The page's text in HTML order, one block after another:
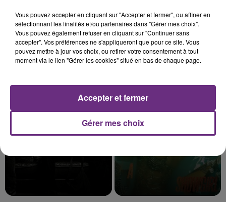
15h25
15h25
Vous pouvez accepter en cliquant sur "Accepter et fermer", ou affiner en
sélectionnant les finalités et/ou partenaires dans "Gérer mes choix".
Vous pouvez également refuser en cliquant sur "Continuer sans
accepter". Vos préférences ne s'appliqueront que pour ce site. Vous
pouvez mettre à jour vos choix, ou retirer votre consentement à tout
moment via le lien "Gérer les cookies" situé en bas de chaque page.
Gérer mes choix
Accepter et fermer